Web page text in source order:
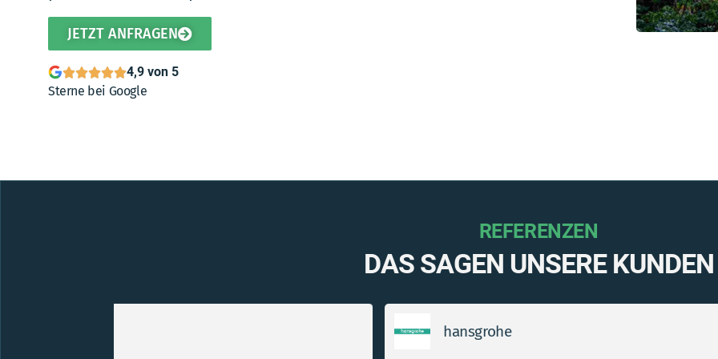
JETZT ANFRAGEN
4,9 von 5
Sterne bei Google
REFERENZEN
DAS SAGEN UNSERE KUNDEN